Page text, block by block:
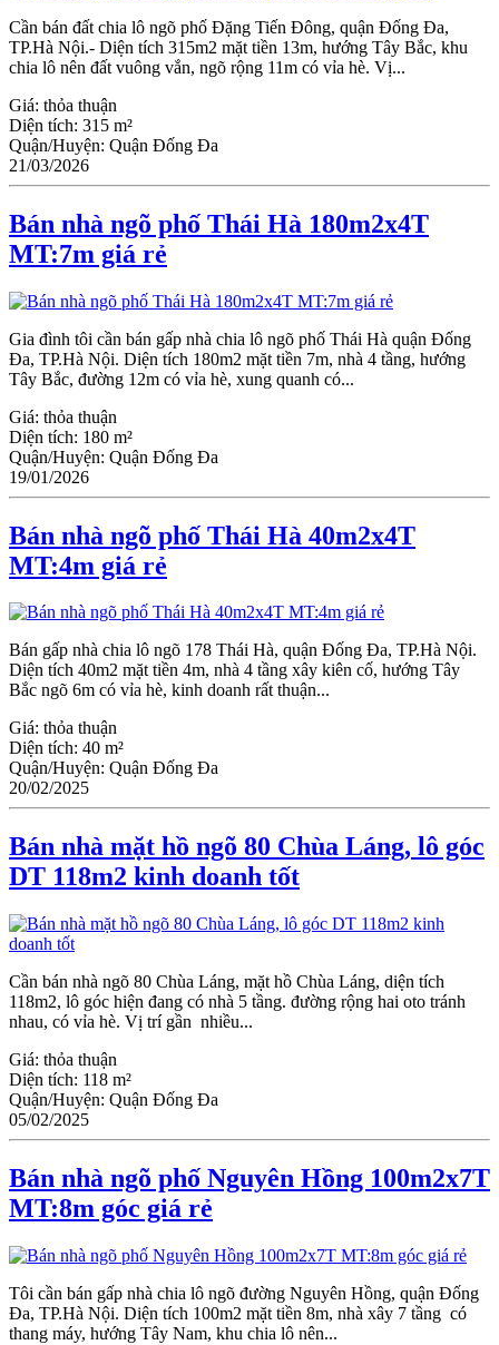
Cần bán đất chia lô ngõ phố Đặng Tiến Đông, quận Đống Đa,
TP.Hà Nội.- Diện tích 315m2 mặt tiền 13m, hướng Tây Bắc, khu
chia lô nên đất vuông vắn, ngõ rộng 11m có vỉa hè. Vị...
Giá: thỏa thuận
Diện tích: 315 m²
Quận/Huyện: Quận Đống Đa
21/03/2026
Bán nhà ngõ phố Thái Hà 180m2x4T
MT:7m giá rẻ
Gia đình tôi cần bán gấp nhà chia lô ngõ phố Thái Hà quận Đống
Đa, TP.Hà Nội. Diện tích 180m2 mặt tiền 7m, nhà 4 tầng, hướng
Tây Bắc, đường 12m có vỉa hè, xung quanh có...
Giá: thỏa thuận
Diện tích: 180 m²
Quận/Huyện: Quận Đống Đa
19/01/2026
Bán nhà ngõ phố Thái Hà 40m2x4T
MT:4m giá rẻ
Bán gấp nhà chia lô ngõ 178 Thái Hà, quận Đống Đa, TP.Hà Nội.
Diện tích 40m2 mặt tiền 4m, nhà 4 tầng xây kiên cố, hướng Tây
Bắc ngõ 6m có vỉa hè, kinh doanh rất thuận...
Giá: thỏa thuận
Diện tích: 40 m²
Quận/Huyện: Quận Đống Đa
20/02/2025
Bán nhà mặt hồ ngõ 80 Chùa Láng, lô góc
DT 118m2 kinh doanh tốt
Cần bán nhà ngõ 80 Chùa Láng, mặt hồ Chùa Láng, diện tích
118m2, lô góc hiện đang có nhà 5 tầng. đường rộng hai oto tránh
nhau, có vỉa hè. Vị trí gần nhiều...
Giá: thỏa thuận
Diện tích: 118 m²
Quận/Huyện: Quận Đống Đa
05/02/2025
Bán nhà ngõ phố Nguyên Hồng 100m2x7T
MT:8m góc giá rẻ
Tôi cần bán gấp nhà chia lô ngõ đường Nguyên Hồng, quận Đống
Đa, TP.Hà Nội. Diện tích 100m2 mặt tiền 8m, nhà xây 7 tầng có
thang máy, hướng Tây Nam, khu chia lô nên...